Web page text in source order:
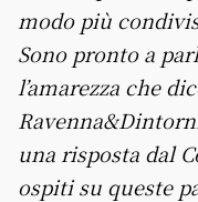
modo più
Sono pronto a
l’amarezza che
una risposta dal
ospiti su queste